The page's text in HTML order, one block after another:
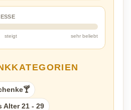
steigt sehr beliebt
Alter 21 - 29